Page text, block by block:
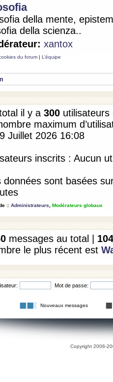
della mente,
della scienza..
xantox
du forum | L’équipe
il y a 300
maximum
Juillet 2026 16:08
inscrits : Aucun
données sont basées
:: Administrateurs Modérateurs globaux
messages au total | 104
le plus récent est
Mot de passe:
Nouveaux messages
Copyright 2006-